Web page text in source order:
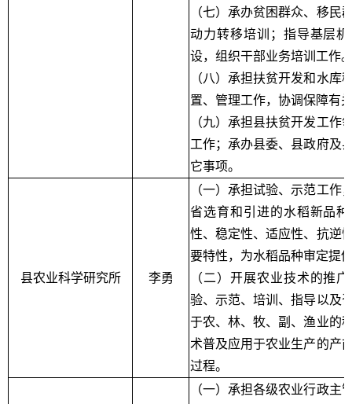
（七）承办贫困群众、移民
动力转移培训；指导基层
设，组织干部业务培训工作
（八）承担扶贫开发和水库
置、管理工作，协调保障有
（九）承担县扶贫开发工作
工作；承办县委、县政府及
它事项。
县农业科学研究所 李勇
（一）承担试验、示范工作
省选育和引进的水稻新品
性、稳定性、适应性、抗逆
要特性，为水稻品种审定提
（二）开展农业技术的推
验、示范、培训、指导以及
于农、林、牧、副、渔业的
术普及应用于农业生产的产
过程。
（一）承担各级农业行政主